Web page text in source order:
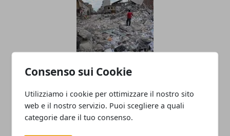
Consenso sui Cookie
Utilizziamo i cookie per ottimizzare il nostro sito
web e il nostro servizio. Puoi scegliere a quali
categorie dare il tuo consenso.
Come Comportarsi In Caso Di
Terremoto?
25/08/2016